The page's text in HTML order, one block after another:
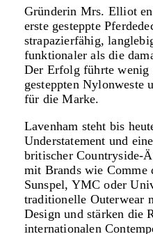
Gründerin Mrs. Elliot
erste gesteppte
strapazierfähig,
funktionaler als die
Der Erfolg führte wenig
gesteppten Nylonweste
für die Marke.
Lavenham steht bis
Understatement und
britischer Countryside-
mit Brandswie Comme
Sunspel, YMC oder
traditionelle Outerwear
Design und stärken die
internationalen